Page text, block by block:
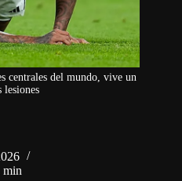
centrales del mundo, vive un
lesiones
min